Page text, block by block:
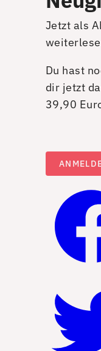
Jetzt als
Du hast
dir jetzt
39,90